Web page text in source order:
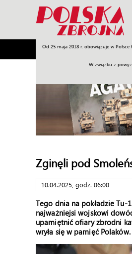
Od 25 maja 2018 r. obowiązuje w
W związku z
Armia Poligon Sprzęt
Zginęli pod
10.04.2025, godz. 06:00
Tego dnia na pokładzie Tu-
najważniejsi wojskowi
upamiętnić ofiary zbrodni
wryła się w pamięć Polaków.